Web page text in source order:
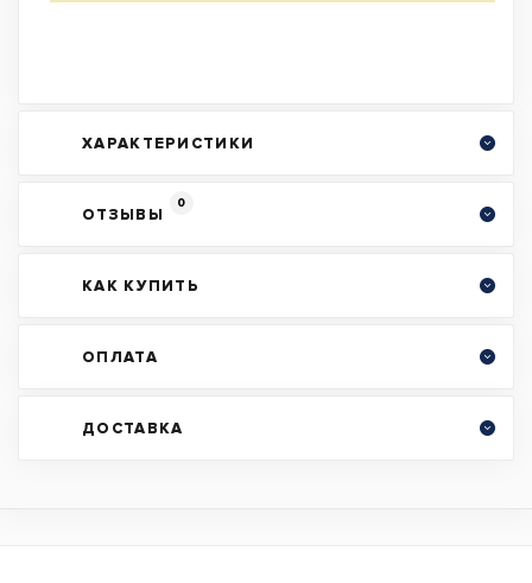
ХАРАКТЕРИСТИКИ
ОТЗЫВЫ
0
КАК КУПИТЬ
ОПЛАТА
ДОСТАВКА